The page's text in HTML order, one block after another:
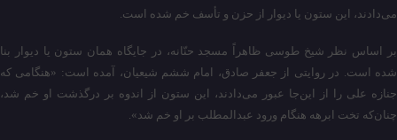
می‌دادند، این ستون یا دیوار از حزن و تأسف خم شده است.
بر اساس نظر شیخ طوسی ظاهراً مسجد حنّانه، در جایگاه همان ستون یا دیوار بنا
شده‌ است. در روایتی از جعفر صادق، امام ششم شیعیان، آمده‌ است: «هنگامی که
جنازه علی را از این‌جا عبور می‌دادند، این ستون از اندوه بر درگذشت او خم شد،
چنان‌که تخت ابرهه هنگام ورود عبدالمطلب بر او خم شد».